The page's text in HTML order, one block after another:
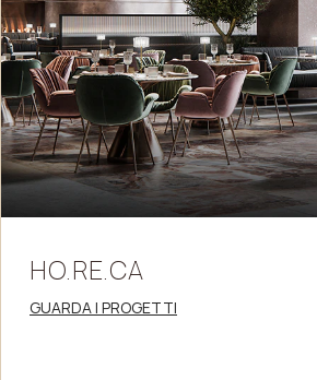
HO.RE.CA
GUARDA I PROGETTI